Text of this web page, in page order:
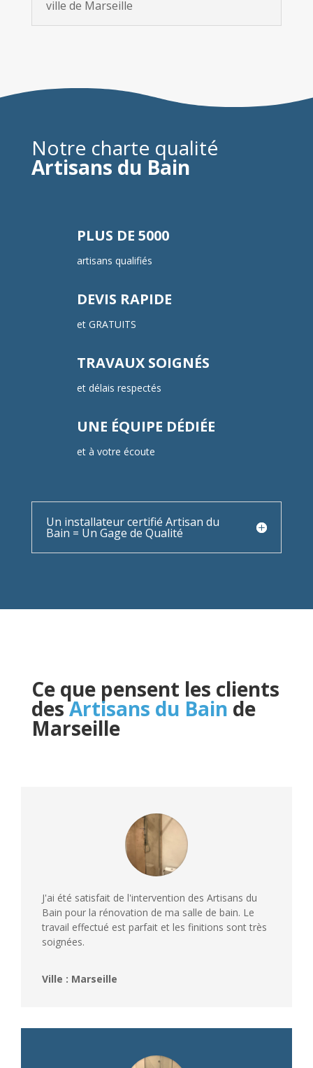
ville de Marseille
Notre charte qualité
Artisans du Bain
PLUS DE 5000
artisans qualifiés
DEVIS RAPIDE
et GRATUITS
TRAVAUX SOIGNÉS
et délais respectés
UNE ÉQUIPE DÉDIÉE
et à votre écoute
Un installateur certifié Artisan du
Bain = Un Gage de Qualité
Ce que pensent les clients
desArtisans du Bain de
Marseille
J'ai été satisfait de l'intervention des Artisans du
Bain pour la rénovation de ma salle de bain. Le
travail effectué est parfait et les finitions sont très
soignées.
Ville : Marseille